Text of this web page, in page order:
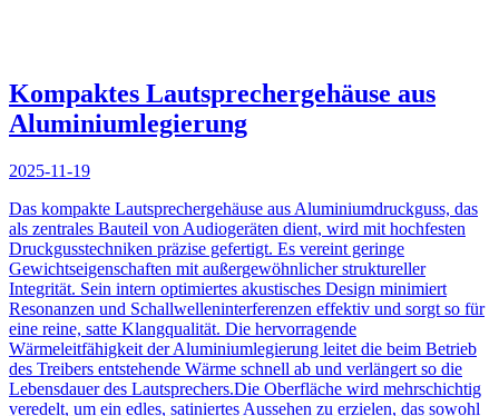
Kompaktes Lautsprechergehäuse aus
Aluminiumlegierung
2025-11-19
Das kompakte Lautsprechergehäuse aus Aluminiumdruckguss, das
als zentrales Bauteil von Audiogeräten dient, wird mit hochfesten
Druckgusstechniken präzise gefertigt. Es vereint geringe
Gewichtseigenschaften mit außergewöhnlicher struktureller
Integrität. Sein intern optimiertes akustisches Design minimiert
Resonanzen und Schallwelleninterferenzen effektiv und sorgt so für
eine reine, satte Klangqualität. Die hervorragende
Wärmeleitfähigkeit der Aluminiumlegierung leitet die beim Betrieb
des Treibers entstehende Wärme schnell ab und verlängert so die
Lebensdauer des Lautsprechers.Die Oberfläche wird mehrschichtig
veredelt, um ein edles, satiniertes Aussehen zu erzielen, das sowohl